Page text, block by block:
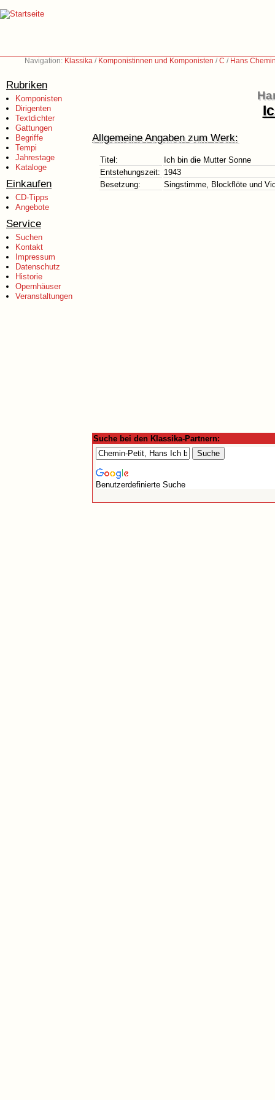
Navigation: Klassika / Komponistinnen und Komponisten /C / Hans
Rubriken
Komponisten
Dirigenten
Textdichter
Gattungen
Begriffe
Tempi
Jahrestage
Kataloge
Einkaufen
CD-Tipps
Angebote
Service
Suchen
Kontakt
Impressum
Datenschutz
Historie
Opernhäuser
Veranstaltungen
Allgemeine Angaben zum Werk:
Titel:
Ich bin die Mutter Sonne
Entstehungszeit: 1943
Besetzung:
Singstimme, Blockflöte und
Suche bei den Klassika-Partnern:
Benutzerdefinierte Suche